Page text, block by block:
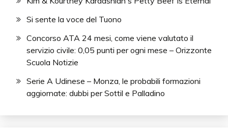
Si sente la voce del Tuono
Concorso ATA 24 mesi, come viene valutato il
servizio civile: 0,05 punti per ogni mese – Orizzonte
Scuola Notizie
Serie A Udinese – Monza, le probabili formazioni
aggiornate: dubbi per Sottil e Palladino